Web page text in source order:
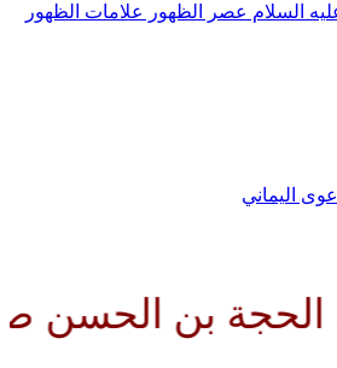
السلام عصر الظهور
علامات الظهور
اليماني
صلواتك